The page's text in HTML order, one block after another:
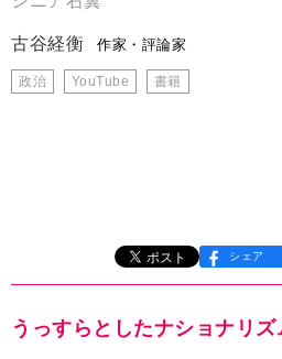
古谷経衡 作家・評論家
政治 YouTube 書籍
シェア
うっすらとしたナショナリズ